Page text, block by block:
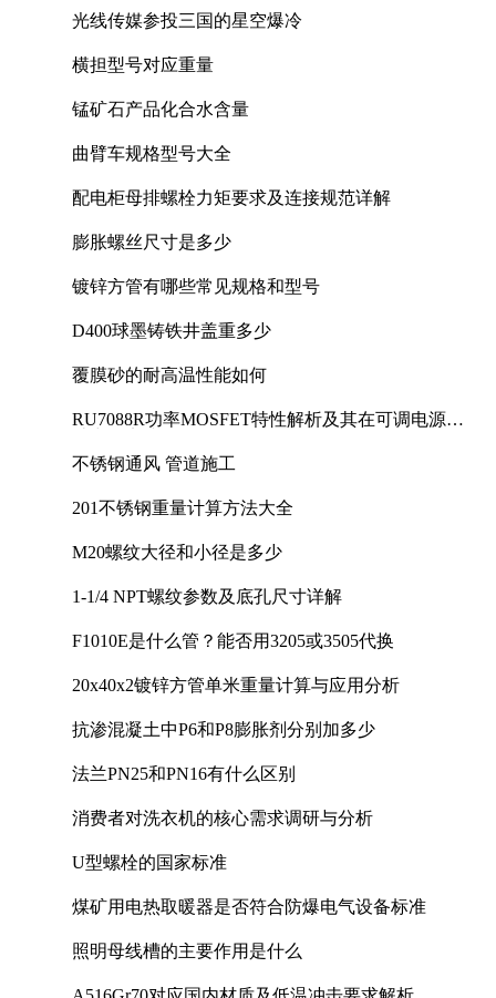
光线传媒参投三国的星空爆冷
横担型号对应重量
锰矿石产品化合水含量
曲臂车规格型号大全
配电柜母排螺栓力矩要求及连接规范详解
膨胀螺丝尺寸是多少
镀锌方管有哪些常见规格和型号
D400球墨铸铁井盖重多少
覆膜砂的耐高温性能如何
RU7088R功率MOSFET特性解析及其在可调电源设
不锈钢通风 管道施工
201不锈钢重量计算方法大全
M20螺纹大径和小径是多少
1-1/4 NPT螺纹参数及底孔尺寸详解
F1010E是什么管？能否用3205或3505代换
20x40x2镀锌方管单米重量计算与应用分析
抗渗混凝土中P6和P8膨胀剂分别加多少
法兰PN25和PN16有什么区别
消费者对洗衣机的核心需求调研与分析
U型螺栓的国家标准
煤矿用电热取暖器是否符合防爆电气设备标准
照明母线槽的主要作用是什么